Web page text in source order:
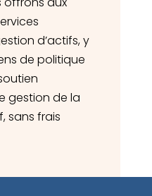
d’actifs, y
de politique
gestion de la
sans frais